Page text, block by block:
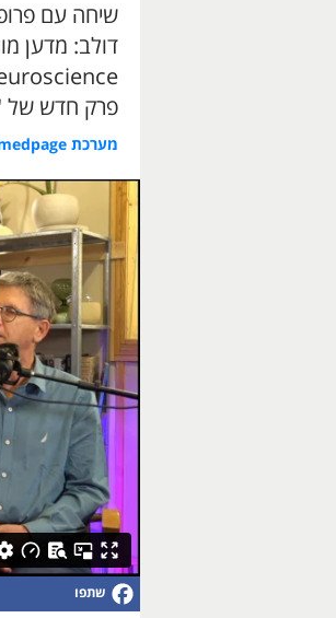
שיחה עם
פרק חדש של
מערכת medpage